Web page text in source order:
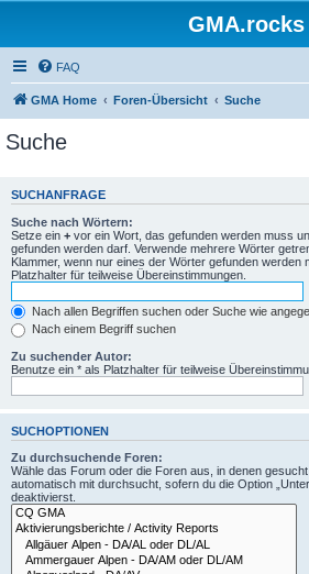
GMA.rocks
FAQ
GMA Home Foren-Übersicht Suche
Suche
SUCHANFRAGE
Suche nach Wörtern:
Setze ein + vor ein Wort, das gefunden werden muss
gefunden werden darf. Verwende mehrere Wörter
Klammer, wenn nur eines der Wörter gefunden werden
Platzhalter für teilweise Übereinstimmungen.
Nach allen Begriffen suchen oder Suche wie
Nach einem Begriff suchen
Zu suchender Autor:
Benutze ein * als Platzhalter für teilweise
SUCHOPTIONEN
Zu durchsuchende Foren:
Wähle das Forum oder die Foren aus, in denen
automatisch mit durchsucht, sofern du die Option
deaktivierst.